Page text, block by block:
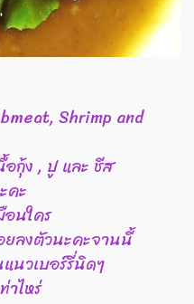
Shrimp and
กุ้ง , ปู และ ชีส
คะ
นใคร
ยลงตัวนะคะจานนี้
นวเบอร์รี่นิดๆ
าไหร่